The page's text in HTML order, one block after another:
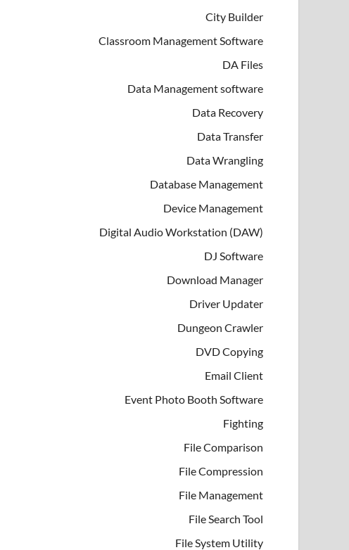
City Builder
Classroom Management Software
DA Files
Data Management software
Data Recovery
Data Transfer
Data Wrangling
Database Management
Device Management
Digital Audio Workstation (DAW)
DJ Software
Download Manager
Driver Updater
Dungeon Crawler
DVD Copying
Email Client
Event Photo Booth Software
Fighting
File Comparison
File Compression
File Management
File Search Tool
File System Utility